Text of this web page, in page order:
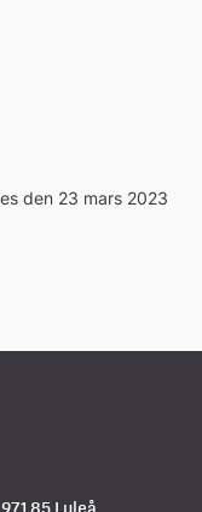
den 23 mars 2023